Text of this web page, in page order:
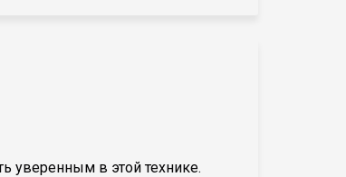
уверенным в этой технике.